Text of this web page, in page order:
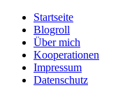
Startseite
Blogroll
Über mich
Kooperationen
Impressum
Datenschutz